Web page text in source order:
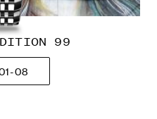
99
08